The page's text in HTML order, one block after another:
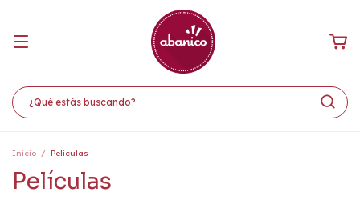
Inicio / Películas
Películas